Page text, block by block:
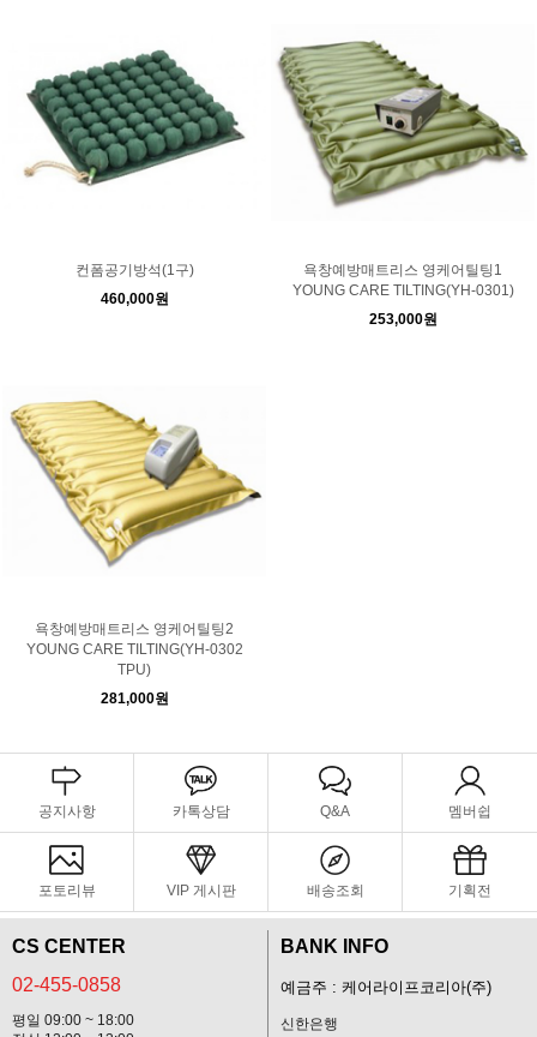
컨폼공기방석(1구)
460,000원
욕창예방매트리스 영케어틸팅1
YOUNG CARE TILTING(YH-0301)
253,000원
욕창예방매트리스 영케어틸팅2
YOUNG CARE TILTING(YH-0302
TPU)
281,000원
공지사항 카톡상담 Q&A 멤버쉽
포토리뷰 VIP 게시판 배송조회 기획전
CS CENTER
02-455-0858
평일 09:00 ~ 18:00
BANK INFO
예금주 : 케어라이프코리아(주)
신한은행